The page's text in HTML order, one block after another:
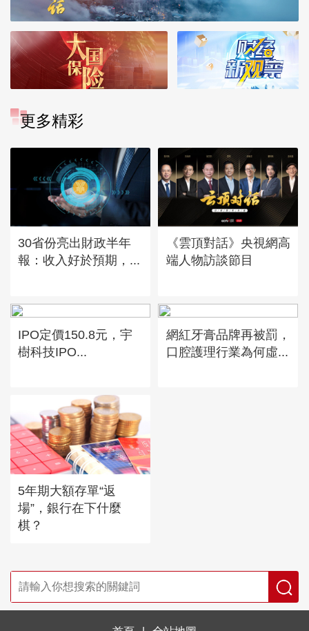
更多精彩
30省份亮出財政半年
報：收入好於預期，...
《雲頂對話》央視網高
端人物訪談節目
IPO定價150.8元，宇
樹科技IPO...
網紅牙膏品牌再被罰，
口腔護理行業為何虛...
5年期大額存單“返
場”，銀行在下什麼
棋？